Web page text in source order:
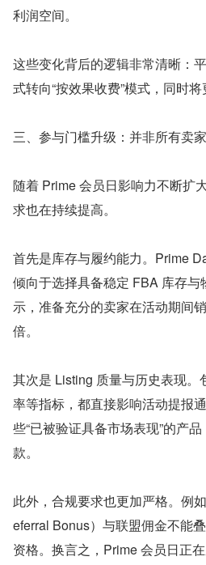
利润空间。
这些变化背后的逻辑非常清晰：
式转向“按效果收费”模式，同时将
三、参与门槛升级：并非所有卖
随着 Prime 会员日影响力不断扩
求也在持续提高。
首先是库存与履约能力。Prime
倾向于选择具备稳定 FBA 库存与
示，准备充分的卖家在活动期间
倍。
其次是 Listing 质量与历史表现
率等指标，都直接影响活动提报
些“已被验证具备市场表现”的产
款。
此外，合规要求也更加严格。例
eferral Bonus）与联盟佣金不能
资格。换言之，Prime 会员日正